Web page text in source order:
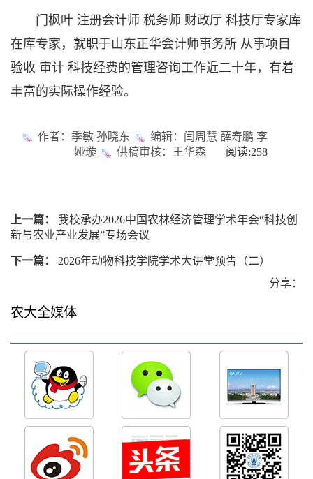
门枫叶 注册会计师 税务师 财政厅 科技厅专家库
在库专家，就职于山东正华会计师事务所 从事项目
验收 审计 科技经费的管理咨询工作近二十年，有着
丰富的实际操作经验。
作者：季敏 孙晓东
编辑：闫周慧 薛寿鹏 李
娅璇
供稿审核：王华森 阅读:258
上一篇：
我校承办2026中国农林经济管理学术年会“科技创
新与农业产业发展”专场会议
下一篇：
2026年动物科技学院学术大讲堂预告（二）
分享：
农大全媒体